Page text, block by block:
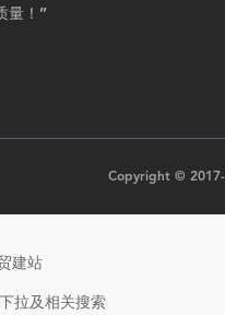
量！”
Copyright © 2017-
建站
拉及相关搜索